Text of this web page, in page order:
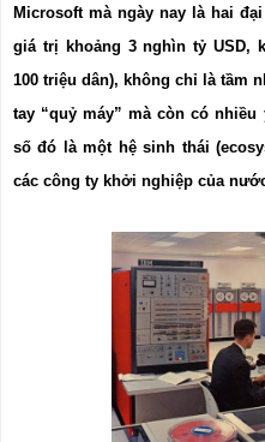
Microsoft mà ngày nay là hai
giá trị khoảng 3 nghìn tỷ USD,
100 triệu dân), không chỉ là tầm
tay “quỷ máy” mà còn có
số đó là một hệ sinh thái
các công ty khởi nghiệp của